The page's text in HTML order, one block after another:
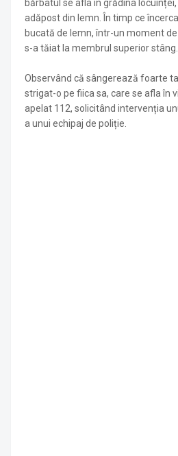
bărbatul se afla în grădina
adăpost din lemn. În timp ce
bucată de lemn, într-un moment
s-a tăiat la membrul superior stâng.
Observând că sângerează foarte
strigat-o pe fiica sa, care se afla în
apelat 112, solicitând intervenția
a unui echipaj de poliție.